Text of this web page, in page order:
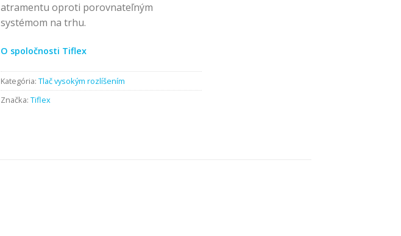
atramentu oproti porovnateľným
systémom na trhu.
O spoločnosti Tiflex
Kategória: Tlač vysokým rozlíšením
Značka: Tiflex